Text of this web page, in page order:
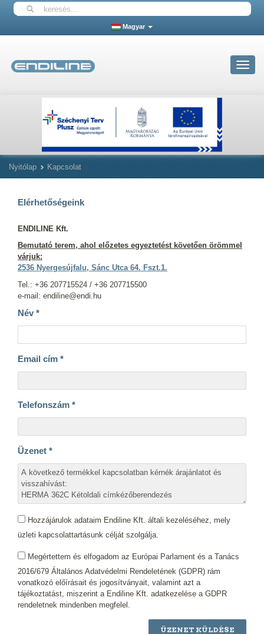
Magyar
Toggle
Nyitólap Kapcsolat
Elérhetőségeink
ENDILINE Kft.
Bemutató terem, ahol előzetes egyeztetést követően örömmel
várjuk:
2536 Nyergesújfalu, Sánc Utca 64. Fszt.1.
Tel.: +36 207715524 / +36 207715500
e-mail: endiline@endi.hu
Név *
Email cím *
Telefonszám *
Üzenet *
Hozzájárulok adataim Endiline Kft. általi kezeléséhez, mely
üzleti kapcsolattartásunk célját szolgálja.
Megértettem és elfogadom az Európai Parlament és a Tanács
2016/679 Általános Adatvédelmi Rendeletének (GDPR) rám
vonatkozó előírásait és jogosítványait, valamint azt a
tájékoztatást, miszerint a Endiline Kft. adatkezelése a GDPR
rendeletnek mindenben megfelel.
ÜZENET KÜLDÉSE